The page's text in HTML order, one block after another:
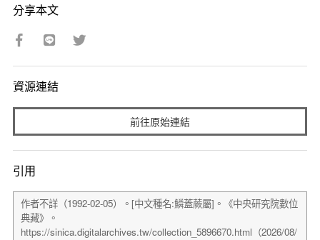
分享本文
資源連結
前往原始連結
引用